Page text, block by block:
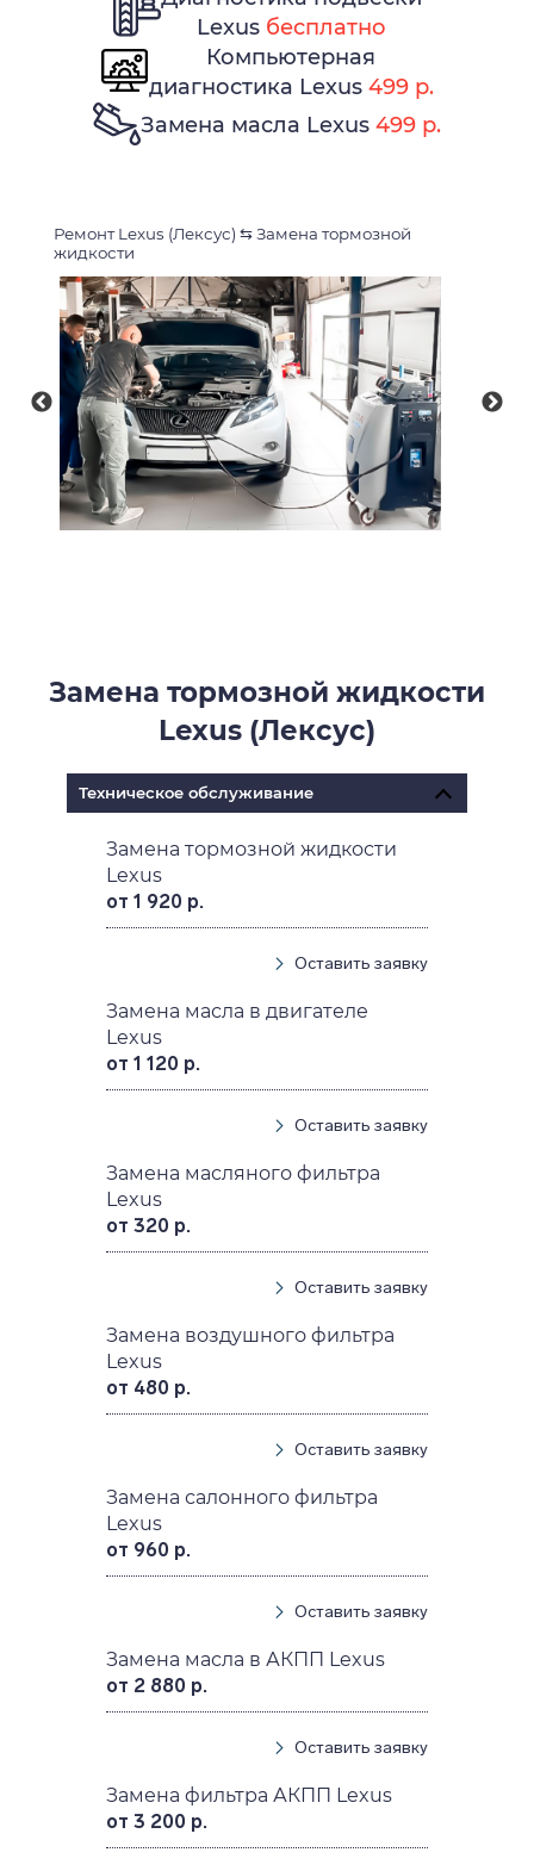
Lexus бесплатно
Компьютерная
диагностика Lexus 499 р.
Замена масла Lexus 499 р.
Ремонт Lexus (Лексус) ⇆Замена тормозной
жидкости
Замена тормозной жидкости
Lexus (Лексус)
Техническое обслуживание
Замена тормозной жидкости
Lexus
от 1 920 р.
Оставить заявку
Замена масла в двигателе
Lexus
от 1 120 р.
Оставить заявку
Замена масляного фильтра
Lexus
от 320 р.
Оставить заявку
Замена воздушного фильтра
Lexus
от 480 р.
Оставить заявку
Замена салонного фильтра
Lexus
от 960 р.
Оставить заявку
Замена масла в АКПП Lexus
от 2 880 р.
Оставить заявку
Замена фильтра АКПП Lexus
от 3 200 р.